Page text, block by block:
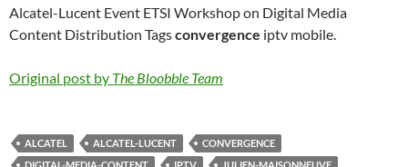
Alcatel-Lucent Event ETSI Workshop on Digital Media
Content Distribution Tagsconvergence iptv mobile.
Original post by The Bloobble Team
ALCATEL ALCATEL-LUCENT
CONVERGENCE